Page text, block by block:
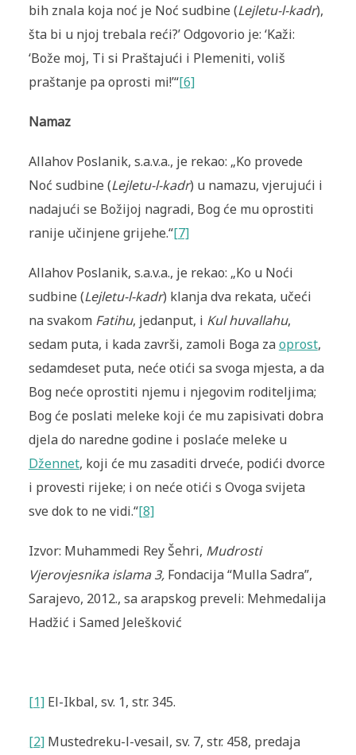
bih znala koja noć je Noć sudbine (Lejletu-l-kadr),
šta bi u njoj trebala reći?’ Odgovorio je: ‘Kaži:
‘Bože moj, Ti si Praštajući i Plemeniti, voliš
praštanje pa oprosti mi!’“[6]
Namaz
Allahov Poslanik, s.a.v.a., je rekao: „Ko provede
Noć sudbine (Lejletu-l-kadr) u namazu, vjerujući i
nadajući se Božijoj nagradi, Bog će mu oprostiti
ranije učinjene grijehe.“[7]
Allahov Poslanik, s.a.v.a., je rekao: „Ko u Noći
sudbine (Lejletu-l-kadr) klanja dva rekata, učeći
na svakom Fatihu, jedanput, i Kul huvallahu,
sedam puta, i kada završi, zamoli Boga zaoprost,
sedamdeset puta, neće otići sa svoga mjesta, a da
Bog neće oprostiti njemu i njegovim roditeljima;
Bog će poslati meleke koji će mu zapisivati dobra
djela do naredne godine i poslaće meleke u
Džennet, koji će mu zasaditi drveće, podići dvorce
i provesti rijeke; i on neće otići s Ovoga svijeta
sve dok to ne vidi.“[8]
Izvor: Muhammedi Rey Šehri, Mudrosti
Vjerovjesnika islama 3,Fondacija “Mulla Sadra”,
Sarajevo, 2012., sa arapskog preveli: Mehmedalija
Hadžić i Samed Jelešković
[1] El-Ikbal, sv. 1, str. 345.
[2] Mustedreku-l-vesail, sv. 7, str. 458, predaja